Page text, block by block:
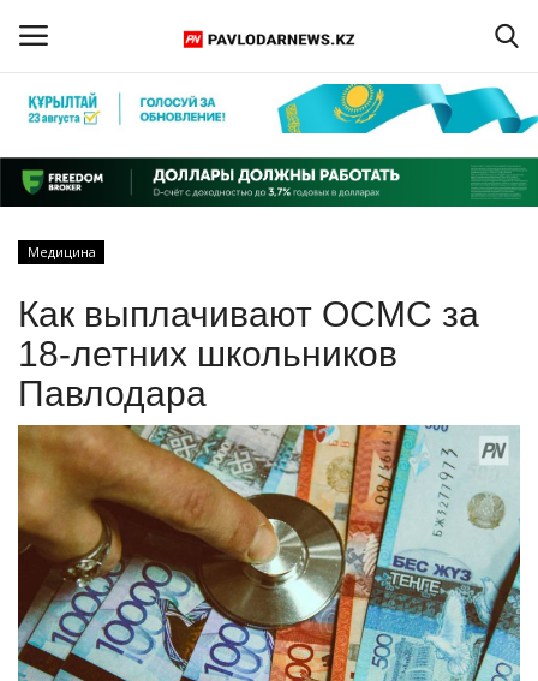
Регистрация
Главная
ПАВЛОДАРСКАЯ ОБЛАСТЬ
КАЗАХСТАН
МИР
СПЕЦПРОЕКТЫ
СПОРТ
Чек-лист
Медицина
Как выплачивают ОСМС за
18-летних школьников
Павлодара